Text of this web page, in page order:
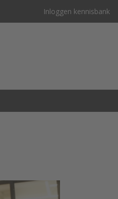
Inloggen kennisbank